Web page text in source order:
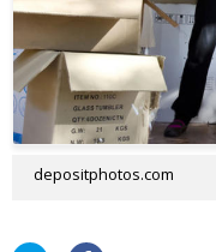
depositphotos.com